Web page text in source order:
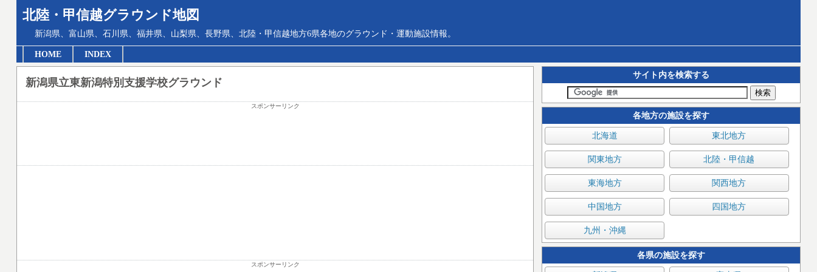
北陸・甲信越グラウンド地図
新潟県、富山県、石川県、福井県、山梨県、長野県、北陸・甲信越地方6県各地のグラウンド・運動施設情報。
HOME INDEX
サイト内を検索する
各地方の施設を探す
北海道 東北地方
関東地方 北陸・甲信越
東海地方 関西地方
中国地方 四国地方
九州・沖縄
各県の施設を探す
新潟県立東新潟特別支援学校グラウンド
スポンサーリンク
スポンサーリンク